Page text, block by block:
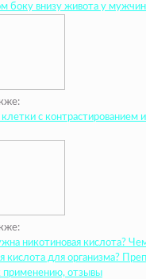
боку внизу живота у мужчин
с контрастированием
никотиновая кислота?
кислота для организма?
применению, отзывы